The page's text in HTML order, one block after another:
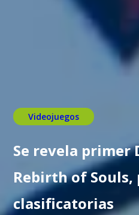
Videojuegos
Se revela primer
Rebirth of Souls,
clasificatorias